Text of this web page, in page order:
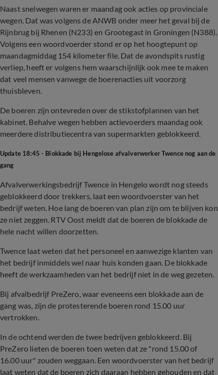
Naast snelwegen waren er maandag ook acties op provinciale
wegen. Dat was volgens de ANWB onder meer het geval bij de
Rijnbrug bij Rhenen (N233) en Grootegast in Groningen (N388).
Volgens een woordvoerder stond er op het hoogtepunt op
maandagmiddag 154 kilometer file. Dat de avondspits rustig
verliep, heeft er volgens hem waarschijnlijk ook mee te maken
dat veel mensen vanwege de boerenacties uit voorzorg
thuisbleven.
De boeren zijn ontevreden over de stikstofplannen van het
kabinet. Behalve wegen hebben actievoerders maandag ook
meerdere distributiecentra van supermarkten geblokkeerd.
Update 18:45 - Blokkade bij Hengelose afvalverwerker Twence nog aan de
gang
Afvalverwerkingsbedrijf Twence in Hengelo wordt nog steeds
geblokkeerd door trekkers, laat een woordvoerster van het
bedrijf weten. Hoe lang de boeren van plan zijn om te blijven kon
ze niet zeggen. RTV Oost meldt dat de boeren de blokkade de
hele nacht willen doorzetten.
Twence laat weten dat het personeel en aanwezige klanten van
het bedrijf inmiddels wel naar huis konden gaan. De blokkade
heeft de werkzaamheden van het bedrijf niet in de weg gezeten.
Bij afvalbedrijf PreZero, waar eveneens een blokkade aan de
gang was, zijn de protesterende boeren rond 15.00 uur
vertrokken.
In de ochtend werden de twee bedrijven geblokkeerd. Bij
PreZero lieten de boeren toen weten dat ze "rond 15.00 of
16.00 uur" zouden weggaan. Een woordvoerster van het bedrijf
laat weten dat de boeren zich daaraan hebben gehouden en dat